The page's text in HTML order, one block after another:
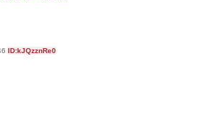
ID:kJQzznRe0